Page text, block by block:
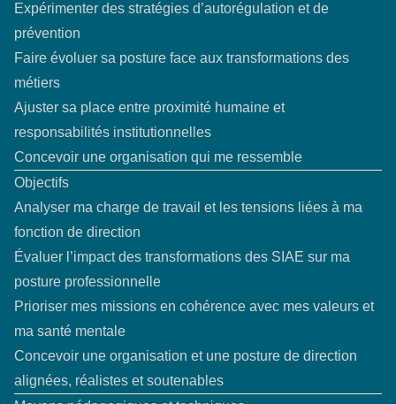
Expérimenter des stratégies d’autorégulation et de
prévention
Faire évoluer sa posture face aux transformations des
métiers
Ajuster sa place entre proximité humaine et
responsabilités institutionnelles
Concevoir une organisation qui me ressemble
Objectifs
Analyser ma charge de travail et les tensions liées à ma
fonction de direction
Évaluer l’impact des transformations des SIAE sur ma
posture professionnelle
Prioriser mes missions en cohérence avec mes valeurs et
ma santé mentale
Concevoir une organisation et une posture de direction
alignées, réalistes et soutenables